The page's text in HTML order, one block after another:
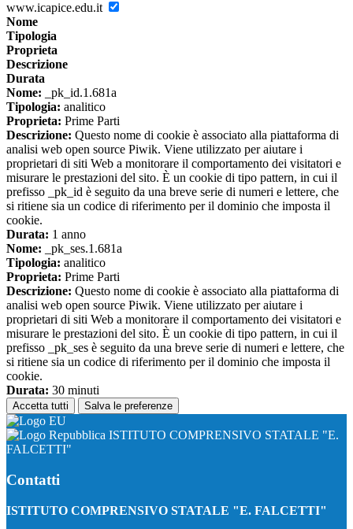
www.icapice.edu.it
Nome
Tipologia
Proprieta
Descrizione
Durata
Nome: _pk_id.1.681a
Tipologia: analitico
Proprieta: Prime Parti
Descrizione: Questo nome di cookie è associato alla piattaforma di
analisi web open source Piwik. Viene utilizzato per aiutare i
proprietari di siti Web a monitorare il comportamento dei visitatori e
misurare le prestazioni del sito. È un cookie di tipo pattern, in cui il
prefisso _pk_id è seguito da una breve serie di numeri e lettere, che
si ritiene sia un codice di riferimento per il dominio che imposta il
cookie.
Durata: 1 anno
Nome: _pk_ses.1.681a
Tipologia: analitico
Proprieta: Prime Parti
Descrizione: Questo nome di cookie è associato alla piattaforma di
analisi web open source Piwik. Viene utilizzato per aiutare i
proprietari di siti Web a monitorare il comportamento dei visitatori e
misurare le prestazioni del sito. È un cookie di tipo pattern, in cui il
prefisso _pk_ses è seguito da una breve serie di numeri e lettere, che
si ritiene sia un codice di riferimento per il dominio che imposta il
cookie.
Durata: 30 minuti
Accetta tutti Salva le preferenze
ISTITUTO COMPRENSIVO STATALE "E.
FALCETTI"
Contatti
ISTITUTO COMPRENSIVO STATALE "E. FALCETTI"